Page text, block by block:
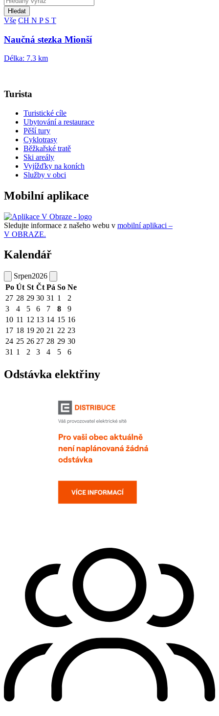
Hledat
Vše CH N P S T
Naučná stezka Mionší
Délka: 7.3 km
Turista
Turistické cíle
Ubytování a restaurace
Pěší tury
Cyklotrasy
Běžkařské tratě
Ski areály
Vyjížďky na koních
Služby v obci
Mobilní aplikace
Sledujte informace z našeho webu v mobilní aplikaci –
V OBRAZE.
Kalendář
Srpen2026
Po Út St Čt Pá So Ne
27 28 29 30 31 1
2
3
4 5 6 7 8
9
10 11 12 13 14 15 16
17 18 19 20 21 22 23
24 25 26 27 28 29 30
31 1 2 3 4 5 6
Odstávka elektřiny